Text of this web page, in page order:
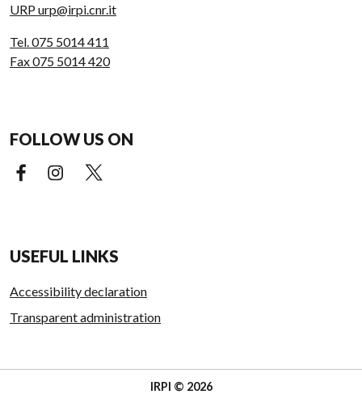
URP urp@irpi.cnr.it
Tel. 075 5014 411
Fax 075 5014 420
FOLLOW US ON
Facebook (external link)
Instagram (external link)
USEFUL LINKS
Accessibility declaration
Transparent administration
IRPI © 2026